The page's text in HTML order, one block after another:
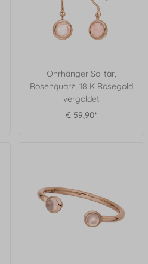
Ohrhänger Solitär,
Rosenquarz, 18 K Rosegold
vergoldet
€ 59,90*